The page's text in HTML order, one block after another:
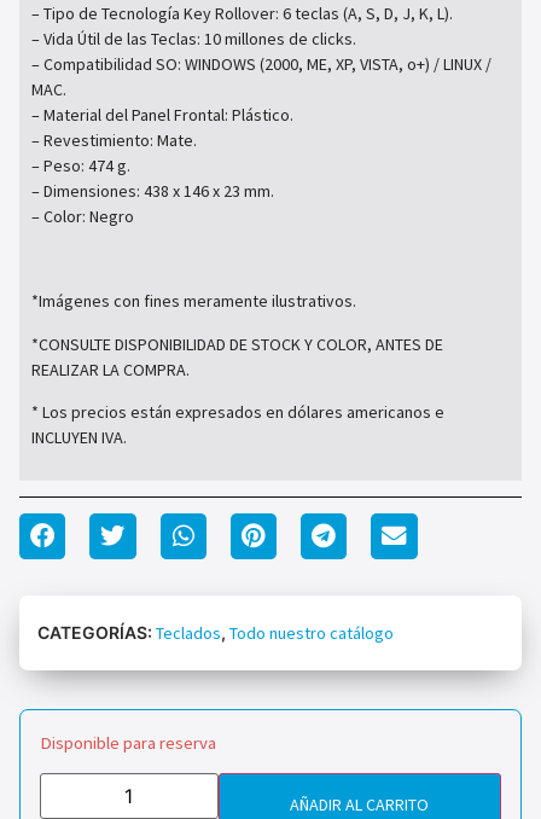
– Tipo de Tecnología Key Rollover: 6 teclas (A, S, D, J, K, L).
– Vida Útil de las Teclas: 10 millones de clicks.
– Compatibilidad SO: WINDOWS (2000, ME, XP, VISTA, o+) / LINUX /
MAC.
– Material del Panel Frontal: Plástico.
– Revestimiento: Mate.
– Peso: 474 g.
– Dimensiones: 438 x 146 x 23 mm.
– Color: Negro
*Imágenes con fines meramente ilustrativos.
*CONSULTE DISPONIBILIDAD DE STOCK Y COLOR, ANTES DE
REALIZAR LA COMPRA.
* Los precios están expresados en dólares americanos e
INCLUYEN IVA.
CATEGORÍAS: Teclados, Todo nuestro catálogo
Disponible para reserva
AÑADIR AL CARRITO